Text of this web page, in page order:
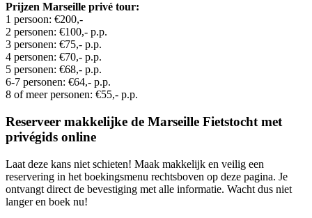
Prijzen Marseille privé tour:
1 persoon: €200,-
2 personen: €100,- p.p.
3 personen: €75,- p.p.
4 personen: €70,- p.p.
5 personen: €68,- p.p.
6-7 personen: €64,- p.p.
8 of meer personen: €55,- p.p.
Reserveer makkelijke de Marseille Fietstocht met
privégids online
Laat deze kans niet schieten! Maak makkelijk en veilig een
reservering in het boekingsmenu rechtsboven op deze pagina. Je
ontvangt direct de bevestiging met alle informatie. Wacht dus niet
langer en boek nu!